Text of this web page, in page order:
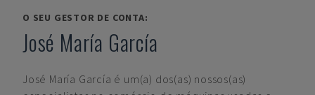
O SEU GESTOR DE CONTA:
José María García
José María García é um(a) dos(as) nossos(as)